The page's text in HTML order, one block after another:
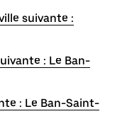
suivante :
: Le Ban-
: Le Ban-Saint-